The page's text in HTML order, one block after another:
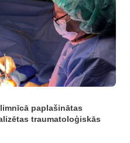
paplašinātas
traumatoloģiskās